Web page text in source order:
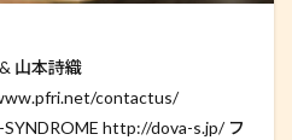
山本詩織
contactus/
http://dova-s.jp/ フ